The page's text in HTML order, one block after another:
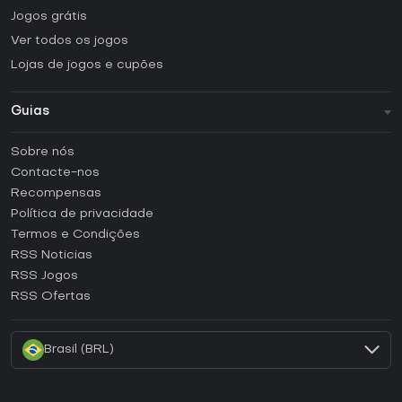
Jogos grátis
Ver todos os jogos
Lojas de jogos e cupões
Guias
Como ativar uma CD Key Steam?
Como ativar uma CD Key Epic Games?
Como ativar uma CD Key GOG?
Como ativar uma CD Key Ubisoft Connect?
Como ativar uma CD Key EA App?
Sobre nós
Contacte-nos
Recompensas
Política de privacidade
Termos e Condições
RSS Noticias
RSS Jogos
RSS Ofertas
Brasil (BRL)